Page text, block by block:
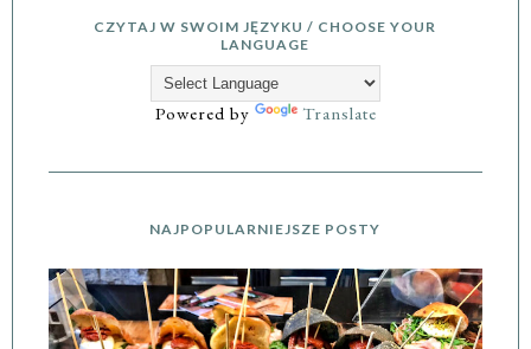
CZYTAJ W SWOIM JĘZYKU / CHOOSE YOUR
LANGUAGE
Powered by Translate
NAJPOPULARNIEJSZE POSTY